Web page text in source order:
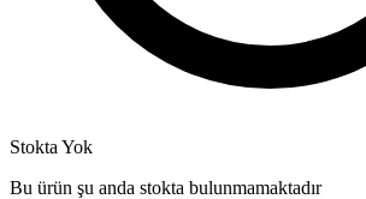
Stokta Yok
Bu ürün şu anda stokta bulunmamaktadır